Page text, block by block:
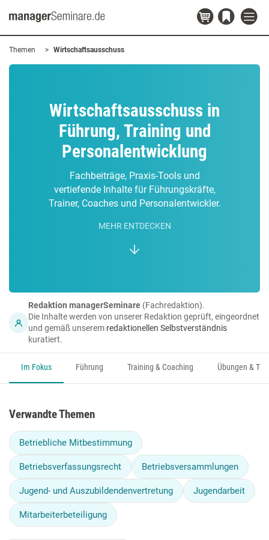
Themen Wirtschaftsausschuss
Wirtschaftsausschuss in
Führung, Training und
Personalentwicklung
Fachbeiträge, Praxis-Tools und
vertiefende Inhalte für Führungskräfte,
Trainer, Coaches und Personalentwickler.
MEHR ENTDECKEN
Redaktion managerSeminare (Fachredaktion).
Die Inhalte werden von unserer Redaktion geprüft, eingeordnet
und gemäß unserem redaktionellen Selbstverständnis
kuratiert.
Im Fokus Führung Training & Coaching Übungen &
Verwandte Themen
Betriebliche Mitbestimmung
Betriebsverfassungsrecht Betriebsversammlungen
Jugend- und Auszubildendenvertretung Jugendarbeit
Mitarbeiterbeteiligung